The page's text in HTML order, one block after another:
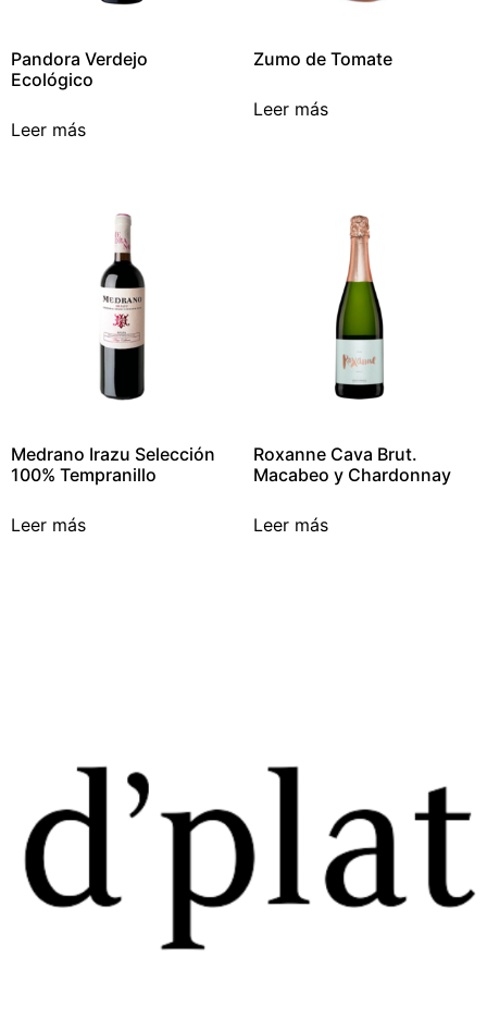
Pandora Verdejo
Ecológico
Leer más
Zumo de Tomate
Leer más
Medrano Irazu Selección
100% Tempranillo
Leer más
Roxanne Cava Brut.
Macabeo y Chardonnay
Leer más